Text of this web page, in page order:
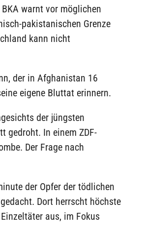
warnt vor möglichen
pakistanischen Grenze
kann nicht
der in Afghanistan 16
eigene Bluttat erinnern.
der jüngsten
gedroht. In einem ZDF-
Der Frage nach
der Opfer der tödlichen
Dort herrscht höchste
aus, im Fokus